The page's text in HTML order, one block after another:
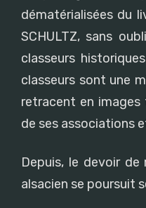
dématérialisées du
SCHULTZ, sans
classeurs
classeurs sont une
retracent en
de ses associations
Depuis, le devoir
alsacien se poursuit